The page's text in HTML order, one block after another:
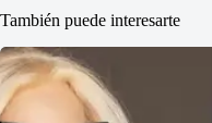
También puede interesarte